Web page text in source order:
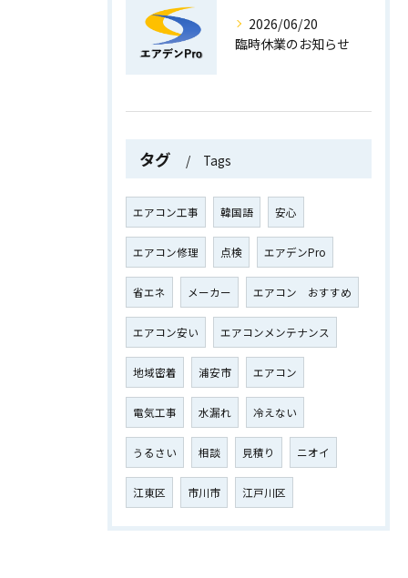
2026/06/20
臨時休業のお知らせ
タグ Tags
エアコン工事 韓国語 安心
エアコン修理 点検 エアデンPro
省エネ メーカー エアコン おすすめ
エアコン安い エアコンメンテナンス
地域密着 浦安市 エアコン
電気工事 水漏れ 冷えない
うるさい 相談 見積り ニオイ
江東区 市川市 江戸川区